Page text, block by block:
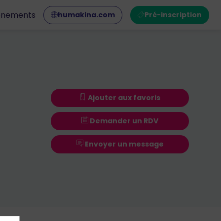
humakina.com Pré-inscription
Ajouter aux favoris
Demander un RDV
Envoyer un message